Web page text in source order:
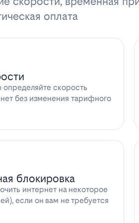
оплата
определяйте скорость
без изменения тарифного
блокировка
интернет на некоторое
если он вам не требуется